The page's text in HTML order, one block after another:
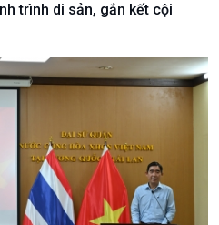
Vấn đề quốc tế
Hồ sơ sự kiện quốc tế
Biên cương - Một dải vững
bền
trình di sản, gắn kết cội